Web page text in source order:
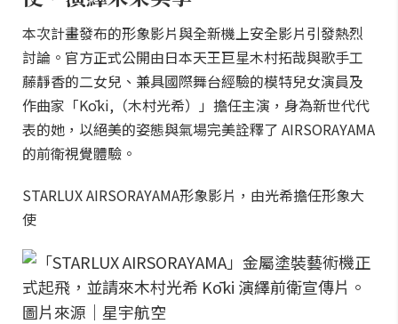
本次計畫發布的形象影片與全新機上安全影片引發熱烈
討論。官方正式公開由日本天王巨星木村拓哉與歌手工
藤靜香的二女兒、兼具國際舞台經驗的模特兒女演員及
作曲家「Kōki,（木村光希）」擔任主演，身為新世代代
表的她，以絕美的姿態與氣場完美詮釋了 AIRSORAYAMA
的前衛視覺體驗。
STARLUX AIRSORAYAMA形象影片，由光希擔任形象大
使